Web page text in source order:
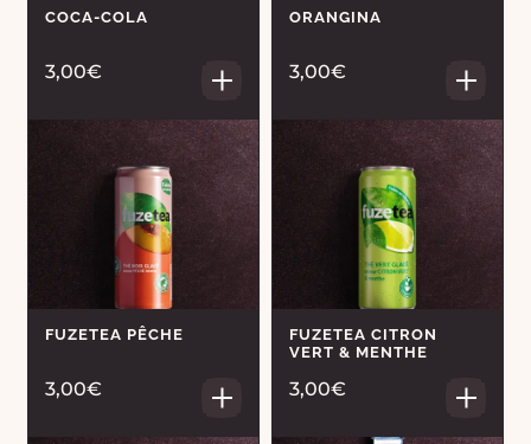
COCA-COLA
3,00€
ORANGINA
3,00€
FUZETEA PÊCHE
3,00€
FUZETEA CITRON
VERT & MENTHE
3,00€